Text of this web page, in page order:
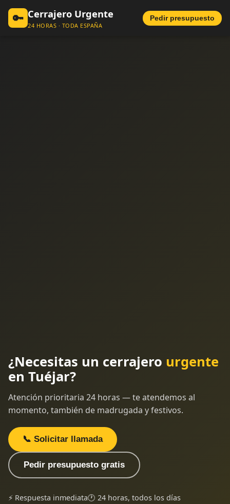
🔑 Cerrajero Urgente
24 HORAS · TODA ESPAÑA
Pedir presupuesto
¿Necesitas un cerrajero urgente
en Tuéjar?
Atención prioritaria 24 horas — te atendemos al
momento, también de madrugada y festivos.
📞 Solicitar llamada
Pedir presupuesto gratis
⚡ Respuesta inmediata🕐 24 horas, todos los días